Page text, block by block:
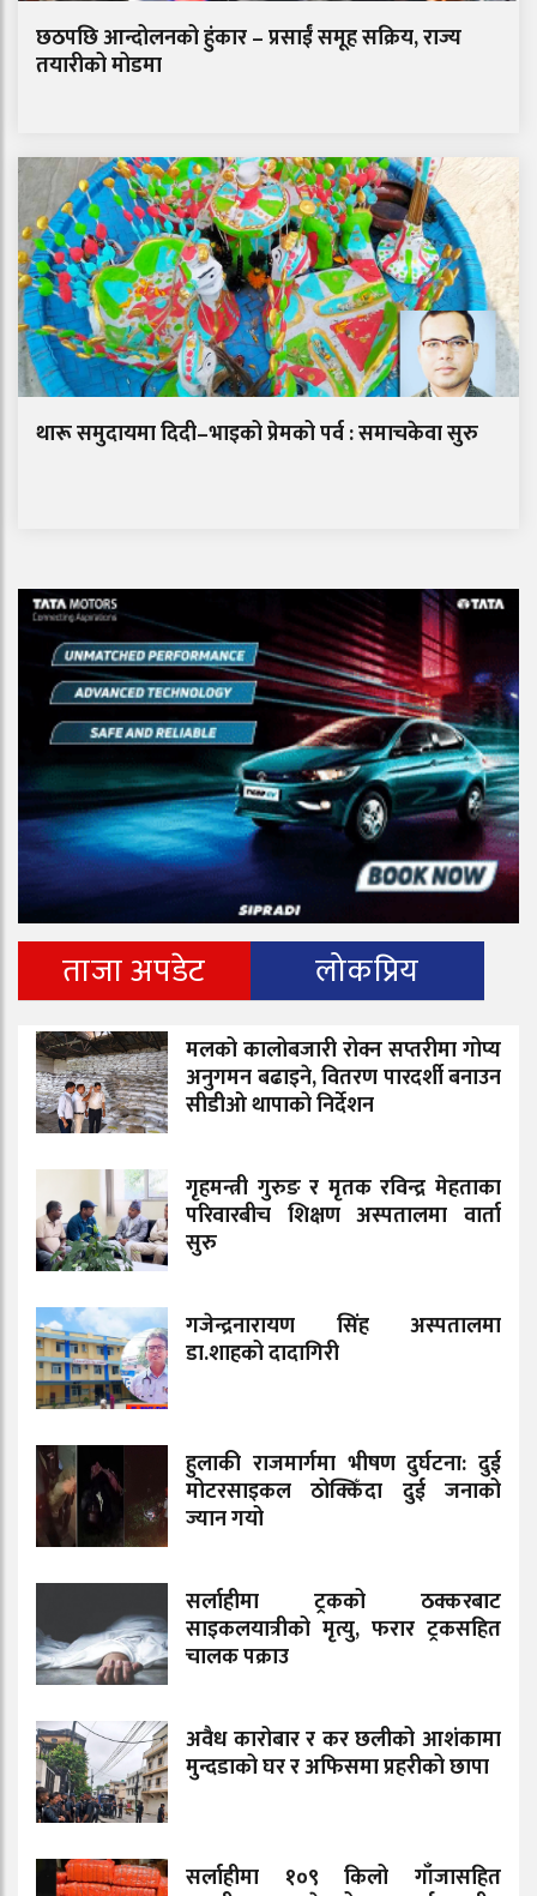
छठपछि आन्दोलनको हुंकार – प्रसाईं समूह सक्रिय, राज्य
तयारीको मोडमा
थारू समुदायमा दिदी–भाइको प्रेमको पर्व : समाचकेवा सुरु
ताजा अपडेट लोकप्रिय
मलको कालोबजारी रोक्न सप्तरीमा गोप्य
अनुगमन बढाइने, वितरण पारदर्शी बनाउन
सीडीओ थापाको निर्देशन
गृहमन्त्री गुरुङ र मृतक रविन्द्र मेहताका
परिवारबीच शिक्षण अस्पतालमा वार्ता
सुरु
गजेन्द्रनारायण सिंह अस्पतालमा
डा.शाहको दादागिरी
हुलाकी राजमार्गमा भीषण दुर्घटना: दुई
मोटरसाइकल ठोक्किँदा दुई जनाको
ज्यान गयो
सर्लाहीमा ट्रकको ठक्करबाट
साइकलयात्रीको मृत्यु, फरार ट्रकसहित
चालक पक्राउ
अवैध कारोबार र कर छलीको आशंकामा
मुन्दडाको घर र अफिसमा प्रहरीको छापा
सर्लाहीमा १०९ किलो गाँजासहित